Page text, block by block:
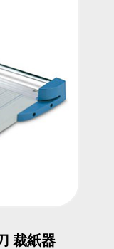
裁紙器